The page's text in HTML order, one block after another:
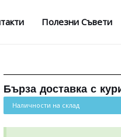
Полезни Съвети
Бърза доставка с
Наличности на склад